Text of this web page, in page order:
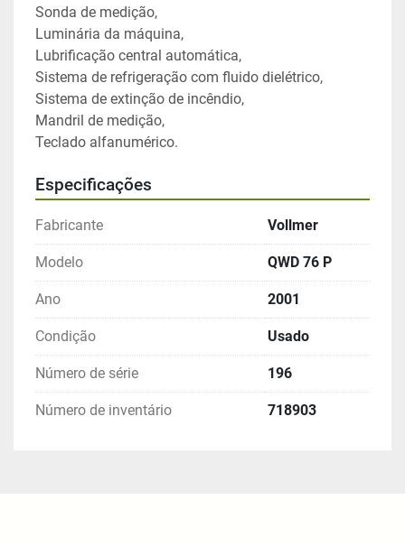
Sonda de medição,
Luminária da máquina,
Lubrificação central automática,
Sistema de refrigeração com fluido dielétrico,
Sistema de extinção de incêndio,
Mandril de medição,
Teclado alfanumérico.
Especificações
Fabricante Vollmer
Modelo QWD 76 P
Ano 2001
Condição Usado
Número de série 196
Número de inventário 718903